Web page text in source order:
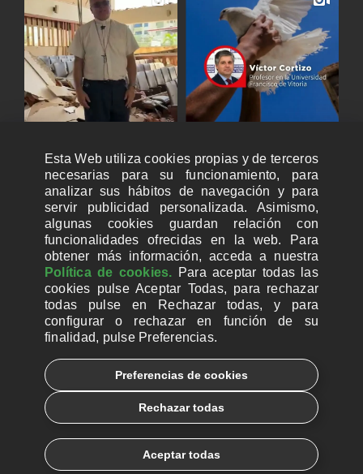
CUENTAS BANCARIAS PARA DONAR
Galego
Español
Esta Web utiliza cookies propias y de terceros
necesarias para su funcionamiento, para
analizar sus hábitos de navegación y para
servir publicidad personalizada. Asimismo,
algunas cookies guardan relación con
funcionalidades ofrecidas en la web. Para
obtener más información, acceda a nuestra
Política de cookies. Para aceptar todas las
cookies pulse Aceptar Todas, para rechazar
todas pulse en Rechazar todas, y para
configurar o rechazar en función de su
finalidad, pulse Preferencias.
Preferencias de cookies
Rechazar todas
Aceptar todas